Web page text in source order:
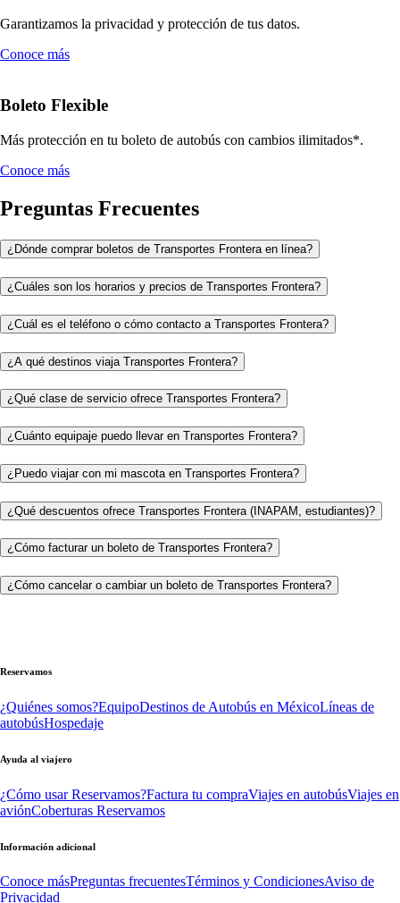
Garantizamos la privacidad y protección de tus datos.
Conoce más
Boleto Flexible
Más protección en tu boleto de autobús con cambios ilimitados*.
Conoce más
Preguntas Frecuentes
¿Dónde comprar boletos de Transportes Frontera en línea?
¿Cuáles son los horarios y precios de Transportes Frontera?
¿Cuál es el teléfono o cómo contacto a Transportes Frontera?
¿A qué destinos viaja Transportes Frontera?
¿Qué clase de servicio ofrece Transportes Frontera?
¿Cuánto equipaje puedo llevar en Transportes Frontera?
¿Puedo viajar con mi mascota en Transportes Frontera?
¿Qué descuentos ofrece Transportes Frontera (INAPAM, estudiantes)?
¿Cómo facturar un boleto de Transportes Frontera?
¿Cómo cancelar o cambiar un boleto de Transportes Frontera?
Reservamos
¿Quiénes somos?EquipoDestinos de Autobús en MéxicoLíneas de
autobúsHospedaje
Ayuda al viajero
¿Cómo usar Reservamos?Factura tu compraViajes en autobúsViajes en
aviónCoberturas Reservamos
Información adicional
Conoce másPreguntas frecuentesTérminos y CondicionesAviso de
Privacidad